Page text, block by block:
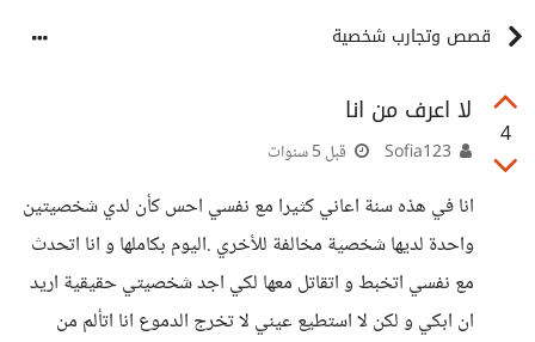
قصص وتجارب شخصية
4
لا اعرف من انا
قبل 5 سنوات
انا في هذه سنة اعاني كثيرا مع نفسي احس كأن لدي شخصيتين
واحدة لديها شخصية مخالفة للأخري .اليوم بكاملها و انا اتحدث
مع نفسي اتخبط و اتقاتل معها لكي اجد شخصيتي حقيقية اريد
ان ابكي و لكن لا استطيع عيني لا تخرج الدموع انا اتألم من